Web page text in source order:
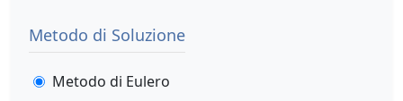
Metodo di Soluzione
Metodo di Eulero